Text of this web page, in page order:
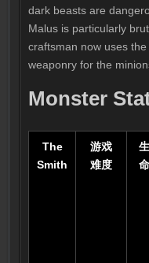
dark beasts are
Malus is particularly
craftsman now uses
weaponry for the
Monster
The
Smith
游戏
难度
生
命